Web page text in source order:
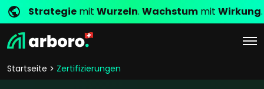
Strategie mit Wurzeln. Wachstum mit Wirkung.
Startseite Zertifizierungen